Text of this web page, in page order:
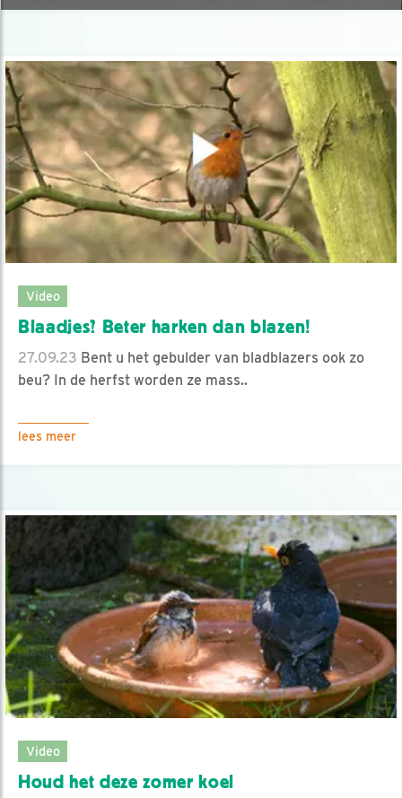
Video
Blaadjes? Beter harken dan blazen!
27.09.23 Bent u het gebulder van bladblazers ook zo
beu? In de herfst worden ze mass..
lees meer
Video
Houd het deze zomer koel